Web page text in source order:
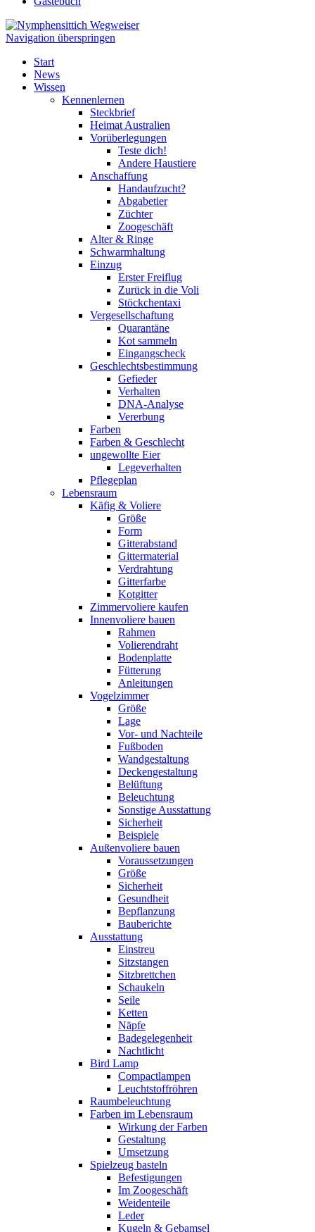
Navigation überspringen
Start
News
Wissen
Kennenlernen
Steckbrief
Heimat Australien
Vorüberlegungen
Teste dich!
Andere Haustiere
Anschaffung
Handaufzucht?
Abgabetier
Züchter
Zoogeschäft
Alter & Ringe
Schwarmhaltung
Einzug
Erster Freiflug
Zurück in die Voli
Stöckchentaxi
Vergesellschaftung
Quarantäne
Kot sammeln
Eingangscheck
Geschlechtsbestimmung
Gefieder
Verhalten
DNA-Analyse
Vererbung
Farben
Farben & Geschlecht
ungewollte Eier
Legeverhalten
Pflegeplan
Lebensraum
Käfig & Voliere
Größe
Form
Gitterabstand
Gittermaterial
Verdrahtung
Gitterfarbe
Kotgitter
Zimmervoliere kaufen
Innenvoliere bauen
Rahmen
Volierendraht
Bodenplatte
Fütterung
Anleitungen
Vogelzimmer
Größe
Lage
Vor- und Nachteile
Fußboden
Wandgestaltung
Deckengestaltung
Belüftung
Beleuchtung
Sonstige Ausstattung
Sicherheit
Beispiele
Außenvoliere bauen
Voraussetzungen
Größe
Sicherheit
Gesundheit
Bepflanzung
Bauberichte
Ausstattung
Einstreu
Sitzstangen
Sitzbrettchen
Schaukeln
Seile
Ketten
Näpfe
Badegelegenheit
Nachtlicht
Bird Lamp
Compactlampen
Leuchtstoffröhren
Raumbeleuchtung
Farben im Lebensraum
Wirkung der Farben
Gestaltung
Umsetzung
Spielzeug basteln
Befestigungen
Im Zoogeschäft
Weidenteile
Leder
Kugeln & Gebamsel